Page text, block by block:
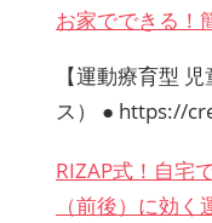
お家でできる！
【運動療育型
ス） ● https://
RIZAP式！自宅
（前後）に効